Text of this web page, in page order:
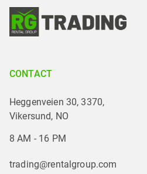
CONTACT
Heggenveien 30, 3370,
Vikersund, NO
8 AM - 16 PM
trading@rentalgroup.com